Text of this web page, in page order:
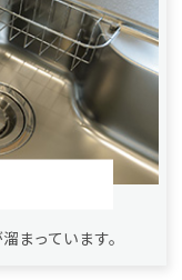
まっています。